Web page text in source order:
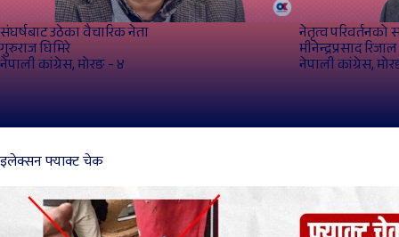
संघर्षबाट उठेका वैचारिक नेता
गुरुराज घिमिरे
नेपाली कांग्रेस, मोरङ - ४
नेतृत्व परिवर्तनको
मीनेन्द्रप्रसाद रिजाल
नेपाली कांग्रेस,
इलेक्सन फ्याक्ट चेक